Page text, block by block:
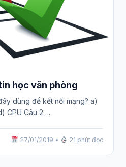
học văn phòng
dùng để kết nối mạng? a)
CPU Câu 2….
27/01/2019 • 21 phút đọc